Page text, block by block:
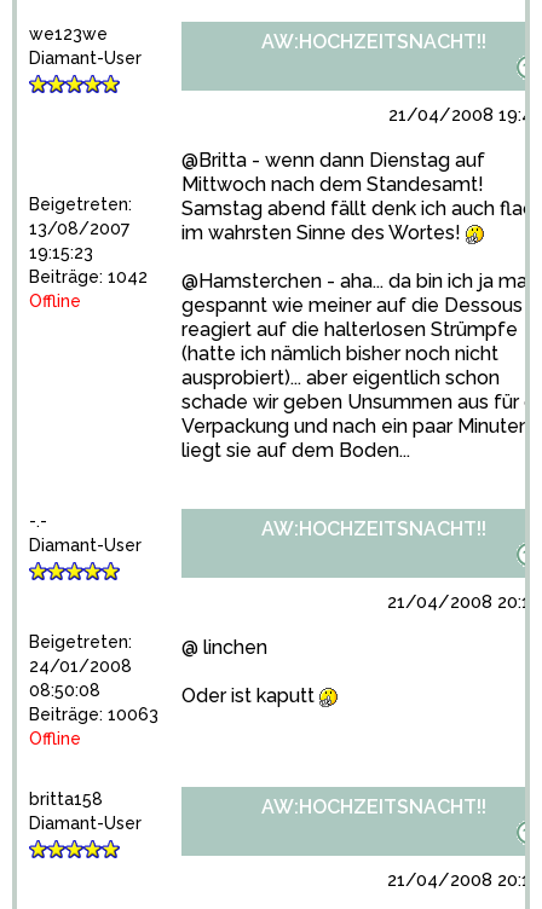
we123we
Diamant-User
Beigetreten:
13/08/2007
19:15:23
Beiträge: 1042
Offline
AW:HOCHZEITSNACHT!!
21/04/2008
@Britta - wenn dann Dienstag auf
Mittwoch nach dem Standesamt!
Samstag abend fällt denk ich auch
im wahrsten Sinne des Wortes!
@Hamsterchen - aha... da bin ich ja mal
gespannt wie meiner auf die Dessous
reagiert auf die halterlosen Strümpfe
(hatte ich nämlich bisher noch nicht
ausprobiert)... aber eigentlich schon
schade wir geben Unsummen aus für
Verpackung und nach ein paar Minuten
liegt sie auf dem Boden...
-.-
Diamant-User
Beigetreten:
24/01/2008
08:50:08
Beiträge: 10063
Offline
AW:HOCHZEITSNACHT!!
21/04/2008
@ linchen
Oder ist kaputt
britta158
Diamant-User
AW:HOCHZEITSNACHT!!
21/04/2008